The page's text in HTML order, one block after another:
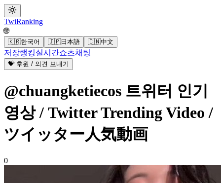
TwiRanking
🌐
🇰🇷한국어 🇯🇵日本語 🇨🇳中文
저장랭킹실시간쇼츠채팅
💝 후원 / 의견 보내기
@chuangketiecos 트위터 인기
영상 / Twitter Trending Video /
ツイッター人気動画
0